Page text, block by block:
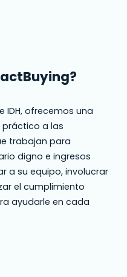
ofrecemos una
práctico a las
trabajan para
digno e ingresos
a su equipo, involucrar
el cumplimiento
ayudarle en cada